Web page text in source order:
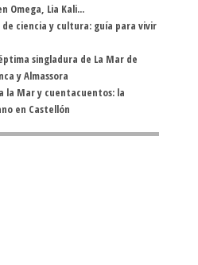
Omega, Lia Kali...
de ciencia y cultura: guía para vivir
singladura de La Mar de
y Almassora
la Mar y cuentacuentos: la
en Castellón